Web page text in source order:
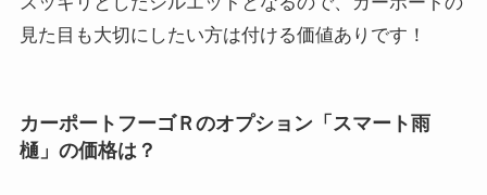
見た目も大切にしたい方は付ける価値ありです！
カーポートフーゴＲのオプション「スマート雨
樋」の価格は？